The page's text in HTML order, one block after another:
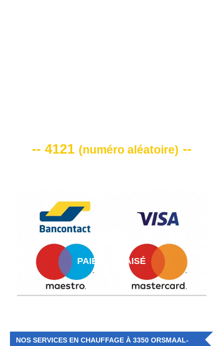
-- 4121 (numéro aléatoire) --
PAIEMENT AISÉ
NOS SERVICES EN CHAUFFAGE À 3350 ORSMAAL-